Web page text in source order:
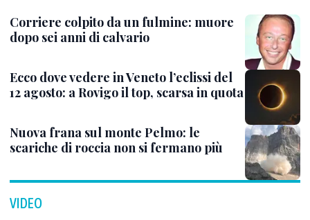
Corriere colpito da un fulmine: muore
dopo sei anni di calvario
Ecco dove vedere in Veneto l’eclissi del
12 agosto: a Rovigo il top, scarsa in quota
Nuova frana sul monte Pelmo: le
scariche di roccia non si fermano più
VIDEO